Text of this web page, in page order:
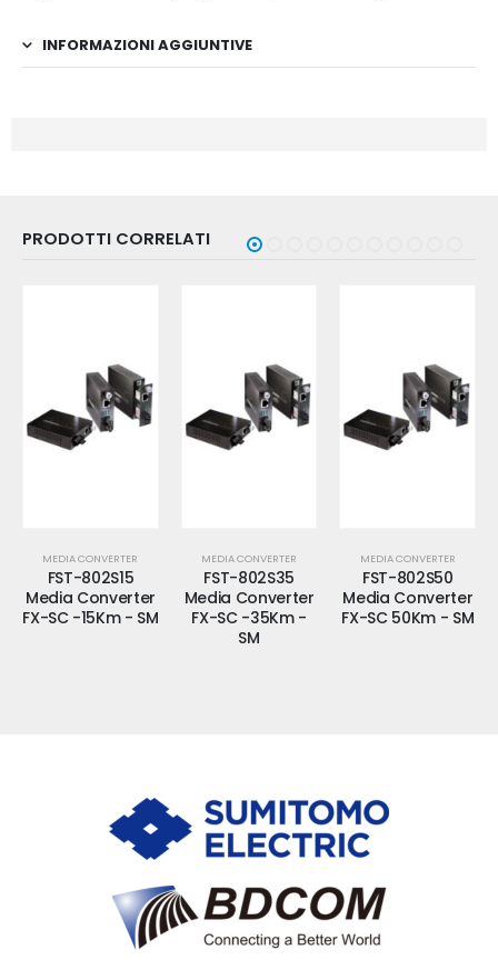
INFORMAZIONI AGGIUNTIVE
PRODOTTI CORRELATI
MEDIA CONVERTER
FST-802S15
Media Converter
FX-SC -15Km - SM
MEDIA CONVERTER
FST-802S35
Media Converter
FX-SC -35Km -
SM
MEDIA CONVERTER
FST-802S50
Media Converter
FX-SC 50Km - SM